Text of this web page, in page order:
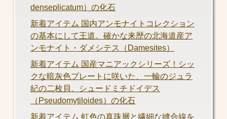
denseplicatum）の化石
新着アイテム 国内アンモナイトコレクション
の基本にして王道。確かな来歴の北海道産ア
ンモナイト・ダメシテス（Damesites）
新着アイテム 国産マニアックシリーズ！シッ
クな暗灰色プレートに咲いた、一輪のジュラ
紀の二枚貝、シュードミチドイデス
（Pseudomytiloides）の化石
新着アイテム 虹色の真珠層と繊細な縫合線を